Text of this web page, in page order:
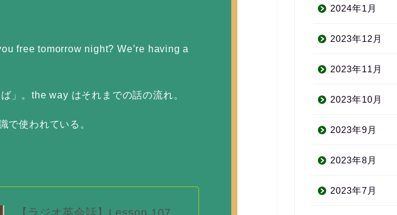
free tomorrow night? We’re having a
」。the way はそれまでの話の流れ。
で使われている。
2024年1月
2023年12月
2023年11月
2023年10月
2023年9月
2023年8月
2023年7月